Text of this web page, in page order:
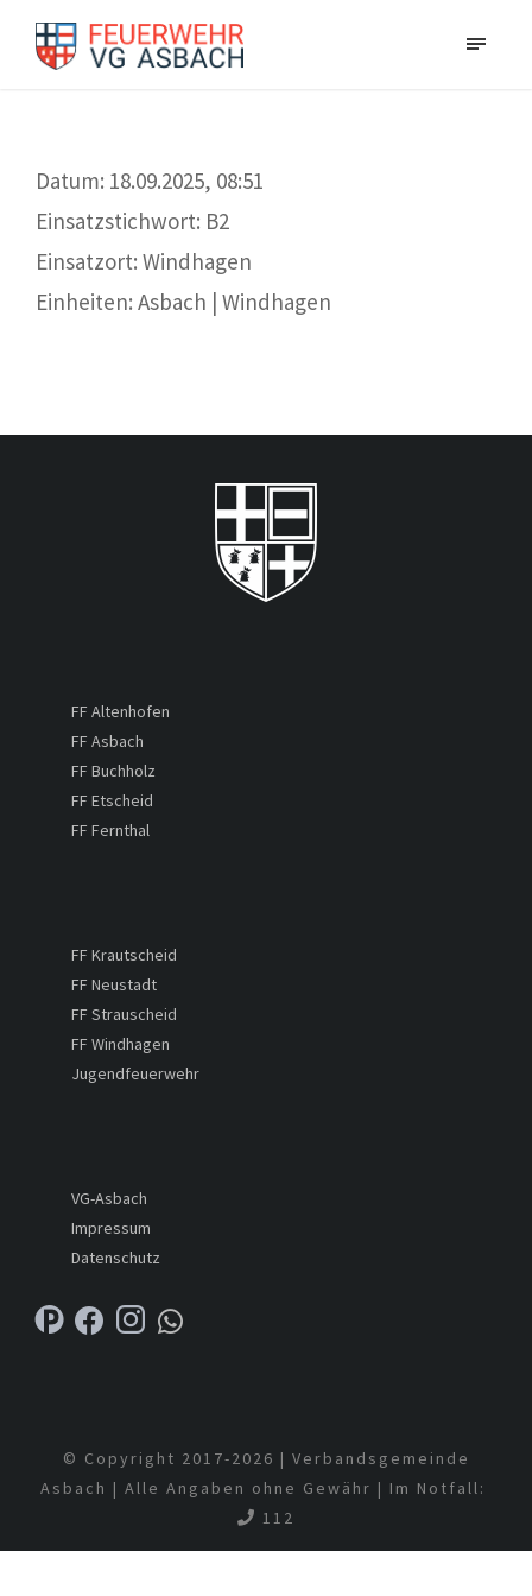
Datum: 18.09.2025, 08:51
Einsatzstichwort: B2
Einsatzort: Windhagen
Einheiten: Asbach | Windhagen
FF Altenhofen
FF Asbach
FF Buchholz
FF Etscheid
FF Fernthal
FF Krautscheid
FF Neustadt
FF Strauscheid
FF Windhagen
Jugendfeuerwehr
VG-Asbach
Impressum
Datenschutz
© Copyright 2017-2026 | Verbandsgemeinde
Asbach | Alle Angaben ohne Gewähr | Im Notfall:
112